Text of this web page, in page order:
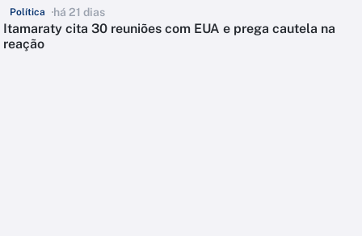
Política há 21 dias
Itamaraty cita 30 reuniões com EUA e prega cautela na
reação